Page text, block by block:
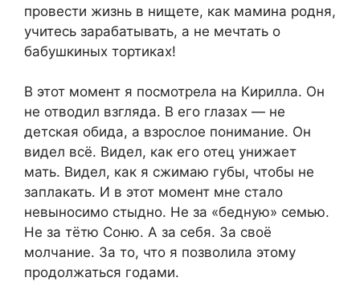
провести жизнь в нищете, как мамина родня,
учитесь зарабатывать, а не мечтать о
бабушкиных тортиках!
В этот момент я посмотрела на Кирилла. Он
не отводил взгляда. В его глазах — не
детская обида, а взрослое понимание. Он
видел всё. Видел, как его отец унижает
мать. Видел, как я сжимаю губы, чтобы не
заплакать. И в этот момент мне стало
невыносимо стыдно. Не за «бедную» семью.
Не за тётю Соню. А за себя. За своё
молчание. За то, что я позволила этому
продолжаться годами.